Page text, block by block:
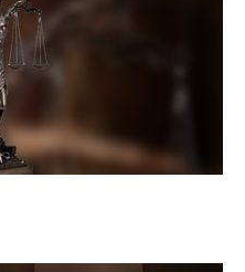
1516 Articulos